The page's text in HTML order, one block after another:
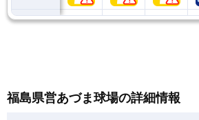
福島県営あづま球場の詳細情報